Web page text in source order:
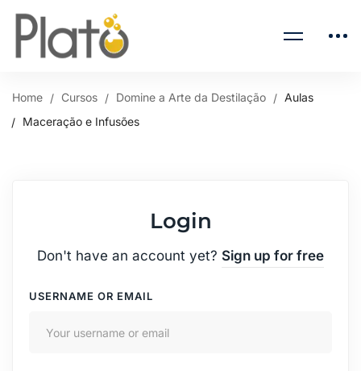
Home Cursos Domine a Arte da Destilação
Aulas
Maceração e Infusões
Login
Don't have an account yet? Sign up for free
USERNAME OR EMAIL